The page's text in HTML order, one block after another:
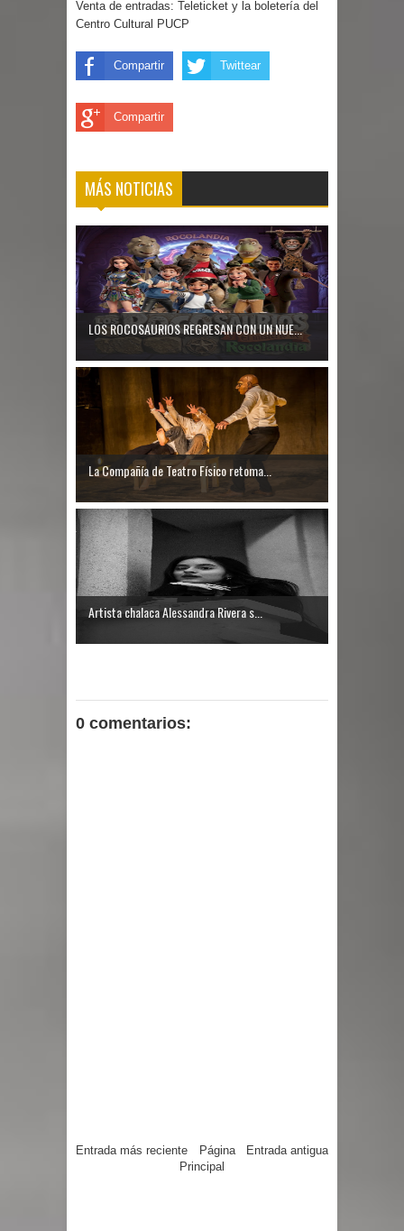
Venta de entradas: Teleticket y la boletería del
Centro Cultural PUCP
Compartir Twittear
Compartir
MÁS NOTICIAS
LOS ROCOSAURIOS REGRESAN CON UN NUE...
La Compañía de Teatro Físico retoma...
Artista chalaca Alessandra Rivera s...
0 comentarios:
Entrada más reciente Entrada antigua
Página
Principal